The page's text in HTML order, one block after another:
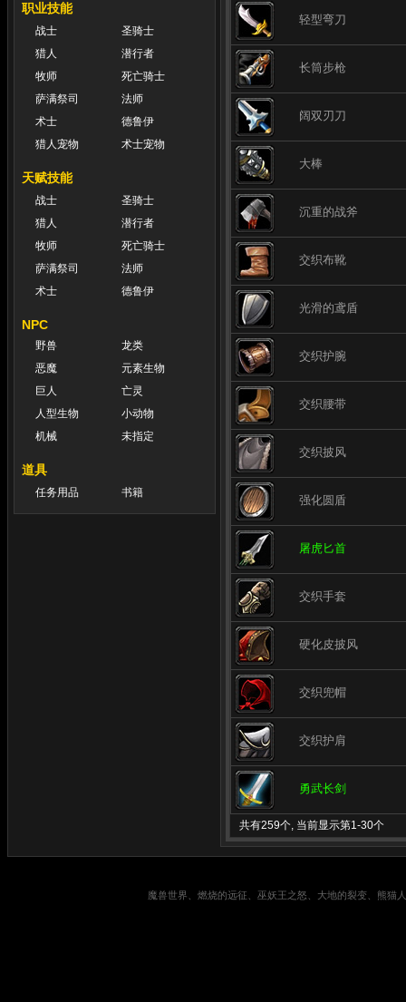
职业技能
战士
圣骑士
猎人
潜行者
牧师
死亡骑士
萨满祭司
法师
术士
德鲁伊
猎人宠物
术士宠物
天赋技能
战士
圣骑士
猎人
潜行者
牧师
死亡骑士
萨满祭司
法师
术士
德鲁伊
NPC
野兽
龙类
恶魔
元素生物
巨人
亡灵
人型生物
小动物
机械
未指定
道具
任务用品 书籍
轻型弯刀
长筒步枪
阔双刃刀
大棒
沉重的战斧
交织布靴
光滑的鸢盾
交织护腕
交织腰带
交织披风
强化圆盾
屠虎匕首
交织手套
硬化皮披风
交织兜帽
交织护肩
勇武长剑
共有259个, 当前显示第1-30个
魔兽世界、燃烧的远征、巫妖王之怒、大地的裂变、熊猫